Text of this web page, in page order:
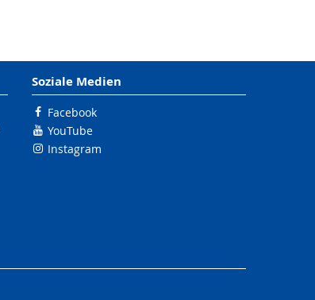
Soziale Medien
Facebook
YouTube
Instagram